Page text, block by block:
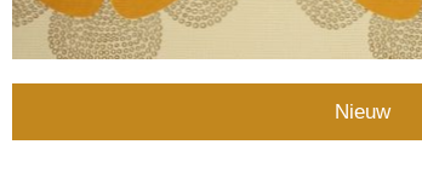
Nieuw